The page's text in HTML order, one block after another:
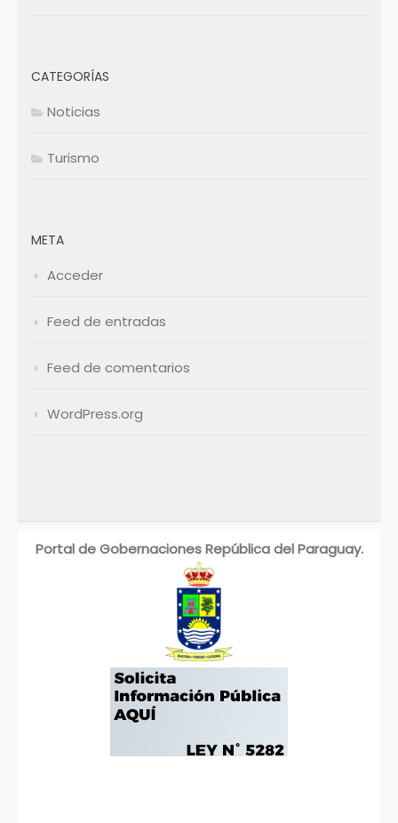
CATEGORÍAS
Noticias
Turismo
META
Acceder
Feed de entradas
Feed de comentarios
WordPress.org
Portal de Gobernaciones República del Paraguay.